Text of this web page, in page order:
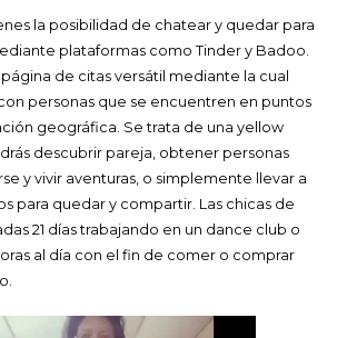
la posibilidad de chatear y quedar para
plataformas como Tinder y Badoo.
de citas versátil mediante la cual
personas que se encuentren en puntos
geográfica. Se trata de una yellow
descubrir pareja, obtener personas
y vivir aventuras, o simplemente llevar a
para quedar y compartir. Las chicas de
21 días trabajando en un dance club o
al día con el fin de comer o comprar